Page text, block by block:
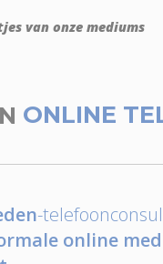
van onze mediums
ONLINE
-
online